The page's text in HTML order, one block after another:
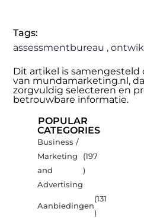
Tags:
assessmentbureau ,
Dit artikel is
van mundamarketing.nl,
zorgvuldig selecteren en
betrouwbare informatie.
POPULAR
CATEGORIES
Business /
Marketing
and
Advertising
(197
)
Aanbiedingen
(131
)